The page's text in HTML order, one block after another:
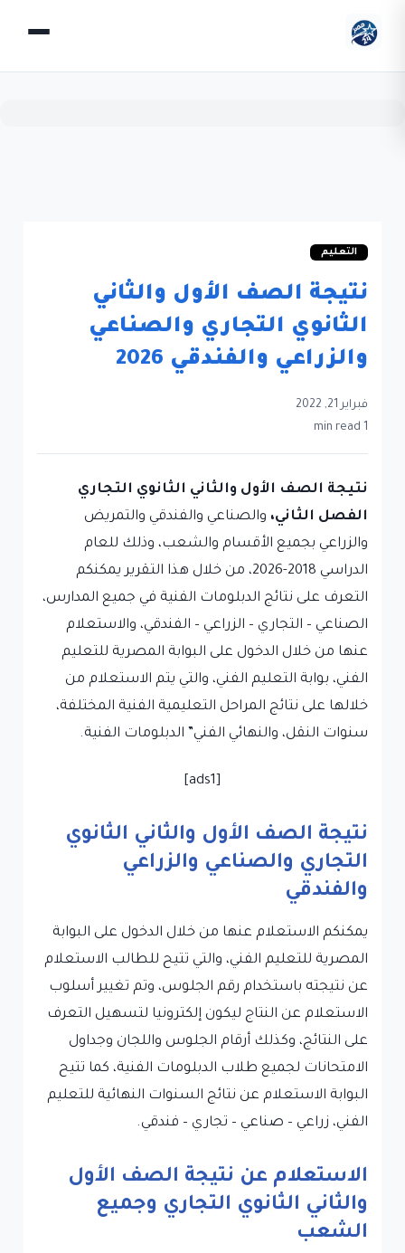
التعليم
نتيجة الصف الأول والثاني
الثانوي التجاري والصناعي
والزراعي والفندقي 2026
فبراير 21, 2022
1 min read
نتيجة الصف الأول والثاني الثانوي التجاري
الفصل الثاني، والصناعي والفندقي والتمريض
والزراعي بجميع الأقسام والشعب، وذلك للعام
الدراسي 2018-2026، من خلال هذا التقرير يمكنكم
التعرف على نتائج الدبلومات الفنية في جميع المدارس،
الصناعي – التجاري – الزراعي – الفندقي، والاستعلام
عنها من خلال الدخول على البوابة المصرية للتعليم
الفني، بوابة التعليم الفني، والتي يتم الاستعلام من
خلالها على نتائج المراحل التعليمية الفنية المختلفة،
سنوات النقل، والنهائي الفني” الدبلومات الفنية.
[ads1]
نتيجة الصف الأول والثاني الثانوي
التجاري والصناعي والزراعي
والفندقي
يمكنكم الاستعلام عنها من خلال الدخول على البوابة
المصرية للتعليم الفني، والتي تتيح للطالب الاستعلام
عن نتيجته باستخدام رقم الجلوس، وتم تغيير أسلوب
الاستعلام عن النتاج ليكون إلكترونيا لتسهيل التعرف
على النتائج، وكذلك أرقام الجلوس واللجان وجداول
الامتحانات لجميع طلاب الدبلومات الفنية، كما تتيح
البوابة الاستعلام عن نتائج السنوات النهائية للتعليم
الفني، زراعي – صناعي – تجاري – فندقي.
الاستعلام عن نتيجة الصف الأول
والثاني الثانوي التجاري وجميع
الشعب